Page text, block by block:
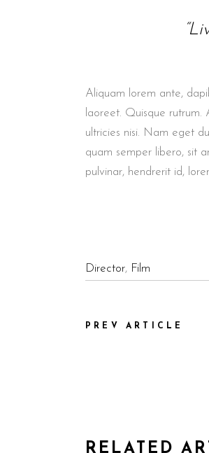
Aliquam lorem ante,
laoreet. Quisque
ultricies nisi. Nam eget
quam semper libero, sit
pulvinar, hendrerit id,
Director, Film
PREV ARTICLE
RELATED